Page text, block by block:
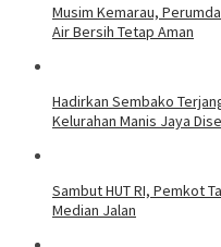
Musim Kemarau,
Air Bersih Tetap Aman
Hadirkan Sembako
Kelurahan Manis Jaya
Sambut HUT RI, Pemkot
Median Jalan